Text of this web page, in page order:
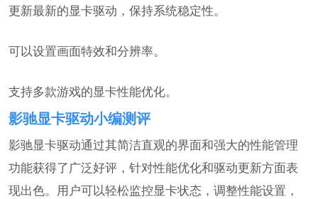
更新最新的显卡驱动，保持系统稳定性。
可以设置画面特效和分辨率。
支持多款游戏的显卡性能优化。
影驰显卡驱动小编测评
影驰显卡驱动通过其简洁直观的界面和强大的性能管理
功能获得了广泛好评，针对性能优化和驱动更新方面表
现出色。用户可以轻松监控显卡状态，调整性能设置，